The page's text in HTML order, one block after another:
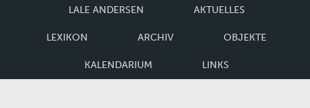
LALE ANDERSEN AKTUELLES
LEXIKON ARCHIV OBJEKTE
KALENDARIUM LINKS